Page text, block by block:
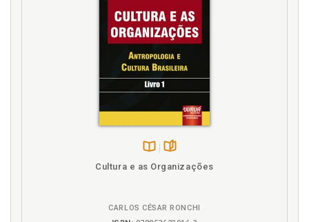
páginas
Cultura e as Organizações
CARLOS CÉSAR RONCHI